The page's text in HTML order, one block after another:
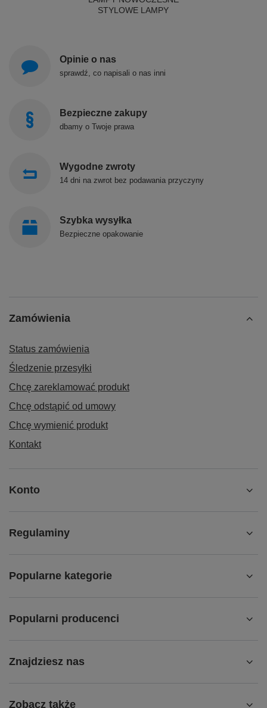
STYLOWE LAMPY
Opinie o nas
sprawdź, co napisali o nas inni
Bezpieczne zakupy
dbamy o Twoje prawa
Wygodne zwroty
14 dni na zwrot bez podawania przyczyny
Szybka wysyłka
Bezpieczne opakowanie
Zamówienia
Status zamówienia
Śledzenie przesyłki
Chcę zareklamować produkt
Chcę odstąpić od umowy
Chcę wymienić produkt
Kontakt
Konto
Regulaminy
Popularne kategorie
Popularni producenci
Znajdziesz nas
Zobacz także